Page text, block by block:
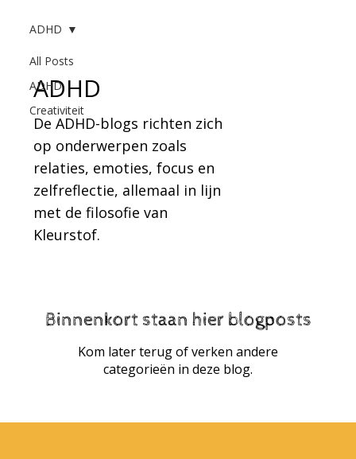
KLEURSTOF
All Posts
ADHD
Creativiteit
ADHD
ADHD
De ADHD-blogs richten zich
op onderwerpen zoals
relaties, emoties, focus en
zelfreflectie, allemaal in lijn
met de filosofie van
Kleurstof.
Binnenkort staan hier blogposts
Kom later terug of verken andere
categorieën in deze blog.